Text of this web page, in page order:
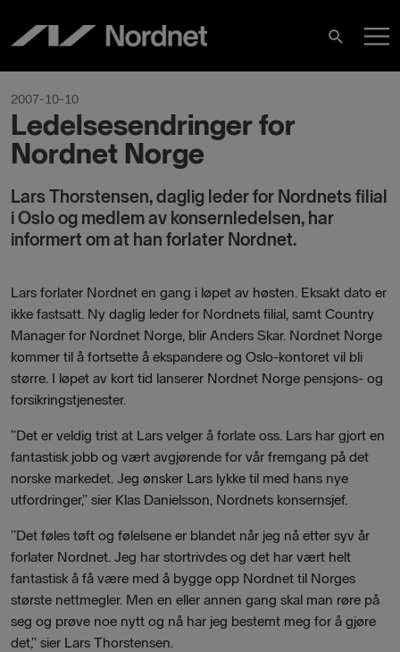
content
Search
2007-10-10
Ledelsesendringer for
Nordnet Norge
Lars Thorstensen, daglig leder for Nordnets filial
i Oslo og medlem av konsernledelsen, har
informert om at han forlater Nordnet.
Lars forlater Nordnet en gang i løpet av høsten. Eksakt dato er
ikke fastsatt. Ny daglig leder for Nordnets filial, samt Country
Manager for Nordnet Norge, blir Anders Skar. Nordnet Norge
kommer til å fortsette å ekspandere og Oslo-kontoret vil bli
større. I løpet av kort tid lanserer Nordnet Norge pensjons- og
forsikringstjenester.
”Det er veldig trist at Lars velger å forlate oss. Lars har gjort en
fantastisk jobb og vært avgjørende for vår fremgang på det
norske markedet. Jeg ønsker Lars lykke til med hans nye
utfordringer,” sier Klas Danielsson, Nordnets konsernsjef.
”Det føles tøft og følelsene er blandet når jeg nå etter syv år
forlater Nordnet. Jeg har stortrivdes og det har vært helt
fantastisk å få være med å bygge opp Nordnet til Norges
største nettmegler. Men en eller annen gang skal man røre på
seg og prøve noe nytt og nå har jeg bestemt meg for å gjøre
det,” sier Lars Thorstensen.